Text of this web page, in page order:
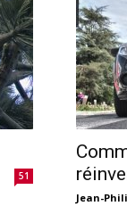
51
Jean-